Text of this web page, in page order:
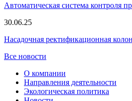
Автоматическая система контроля
30.06.25
Насадочная ректификационная
Все новости
О компании
Направления деятельности
Экологическая политика